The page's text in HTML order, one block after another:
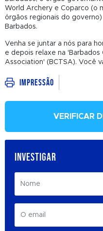
World Archery e Coparco (o
órgãos regionais do
Barbados.
Venha se juntar a nós para
e depois relaxe na
Association' (BCTSA). Você
Impressão
VERIFICAR
INVESTIGAR